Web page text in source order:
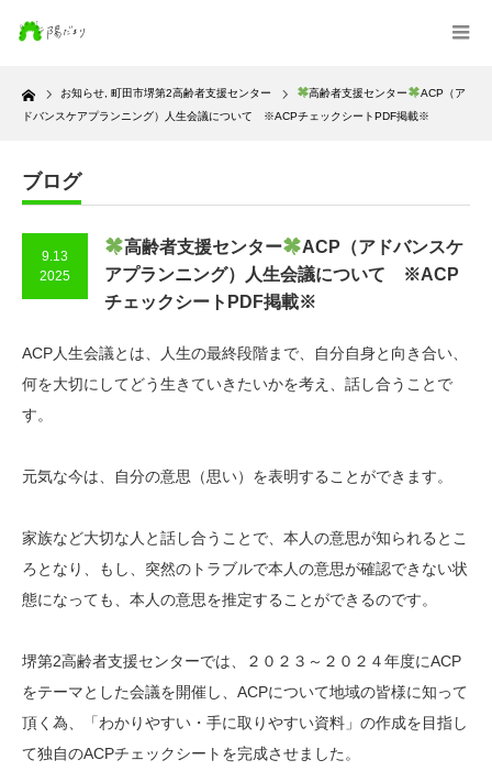
Home お知らせ 町田市堺第2高齢者支援センター 高齢者支援センター
ACP（ア
ドバンスケアプランニング）人生会議について ※ACPチェックシートPDF掲載※
ブログ
9.13
2025
高齢者支援センター
ACP（アドバンスケ
アプランニング）人生会議について ※ACP
チェックシートPDF掲載※
ACP人生会議とは、人生の最終段階まで、自分自身と向き合い、
何を大切にしてどう生きていきたいかを考え、話し合うことで
す。
元気な今は、自分の意思（思い）を表明することができます。
家族など大切な人と話し合うことで、本人の意思が知られるとこ
ろとなり、もし、突然のトラブルで本人の意思が確認できない状
態になっても、本人の意思を推定することができるのです。
堺第2高齢者支援センターでは、２０２３～２０２４年度にACP
をテーマとした会議を開催し、ACPについて地域の皆様に知って
頂く為、「わかりやすい・手に取りやすい資料」の作成を目指し
て独自のACPチェックシートを完成させました。